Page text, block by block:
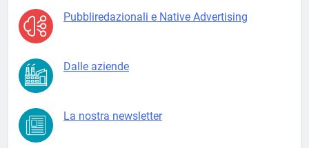
Pubbliredazionali e Native Advertising
Dalle aziende
La nostra newsletter